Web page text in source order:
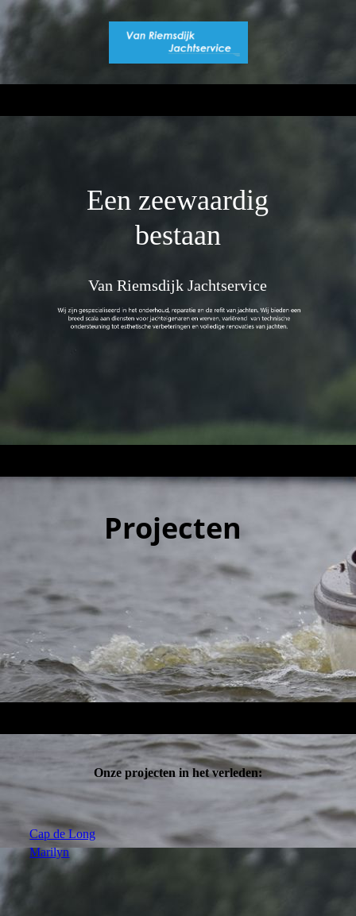
Een zeewaardig
bestaan
Van Riemsdijk Jachtservice
Projecten
Onze projecten in het verleden:
Cap de Long
Marilyn